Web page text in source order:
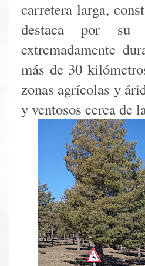
carretera larga,
destaca por su
extremadamente
más de 30
zonas agrícolas y
y ventosos cerca de